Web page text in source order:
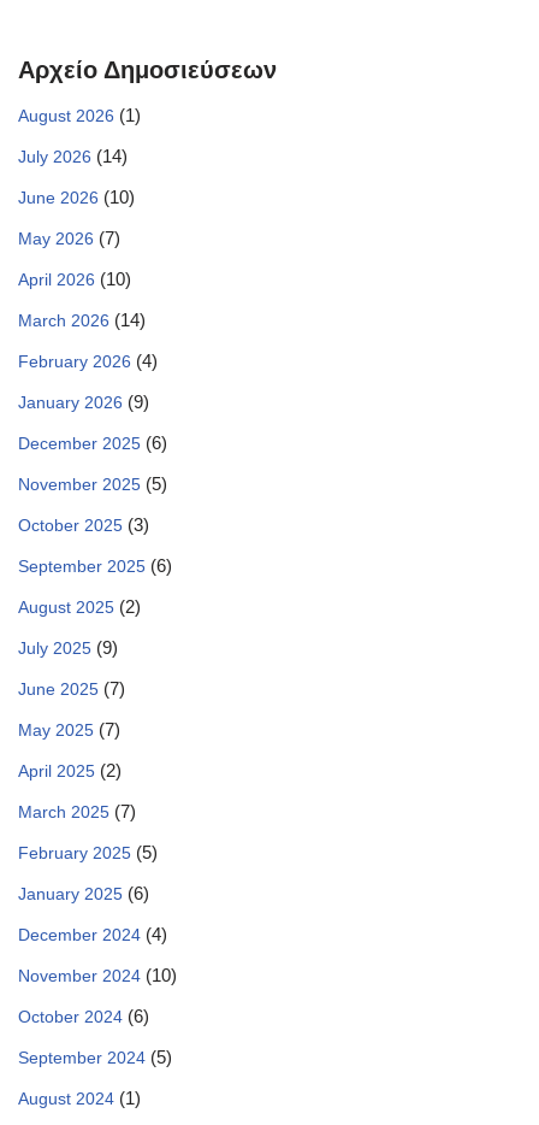
Αρχείο Δημοσιεύσεων
August 2026 (1)
July 2026 (14)
June 2026 (10)
May 2026 (7)
April 2026 (10)
March 2026 (14)
February 2026 (4)
January 2026 (9)
December 2025 (6)
November 2025 (5)
October 2025 (3)
September 2025 (6)
August 2025 (2)
July 2025 (9)
June 2025 (7)
May 2025 (7)
April 2025 (2)
March 2025 (7)
February 2025 (5)
January 2025 (6)
December 2024 (4)
November 2024 (10)
October 2024 (6)
September 2024 (5)
August 2024 (1)